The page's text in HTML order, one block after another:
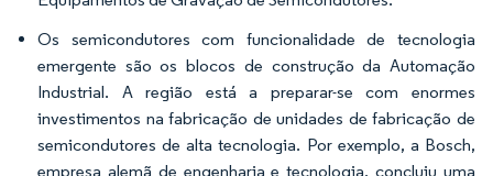
Os semicondutores com funcionalidade de tecnologia
emergente são os blocos de construção da Automação
Industrial. A região está a preparar-se com enormes
investimentos na fabricação de unidades de fabricação de
semicondutores de alta tecnologia. Por exemplo, a Bosch,
empresa alemã de engenharia e tecnologia, concluiu uma